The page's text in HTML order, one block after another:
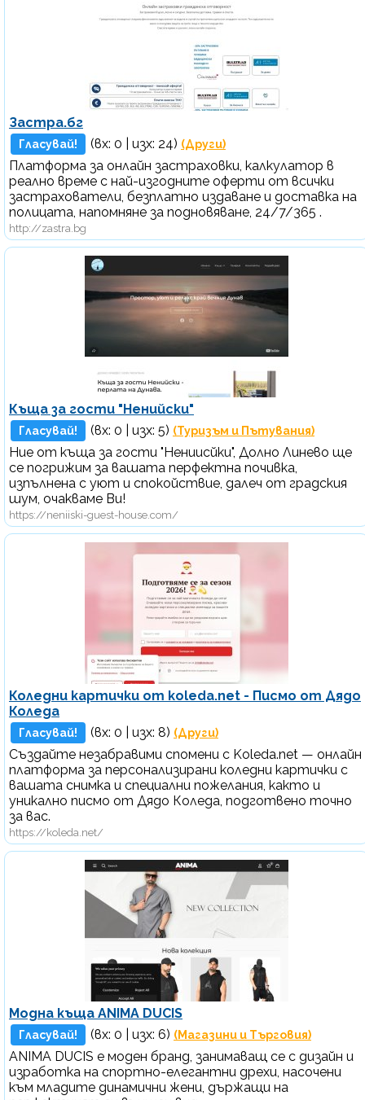
Застра.бг
Гласувай! (вх: 0 | изх: 24) (Други)
Платформа за онлайн застраховки, калкулатор в
реално време с най-изгодните оферти от всички
застрахователи, безплатно издаване и доставка на
полицата, напомняне за подновяване, 24/7/365 .
http://zastra.bg
Къща за гости "Ненийски"
Гласувай! (вх: 0 | изх: 5) (Туризъм и Пътувания)
Ние от къща за гости "Нениисйки", Долно Линево ще
се погрижим за вашата перфектна почивка,
изпълнена с уют и спокойствие, далеч от градския
шум, очакваме Ви!
https://neniiski-guest-house.com/
Коледни картички от koleda.net - Писмо от Дядо
Коледа
Гласувай! (вх: 0 | изх: 8) (Други)
Създайте незабравими спомени с Koleda.net — онлайн
платформа за персонализирани коледни картички с
вашата снимка и специални пожелания, както и
уникално писмо от Дядо Коледа, подготвено точно
за вас.
https://koleda.net/
Модна къща ANIMA DUCIS
Гласувай! (вх: 0 | изх: 6) (Магазини и Търговия)
ANIMA DUCIS е моден бранд, занимаващ се с дизайн и
изработка на спортно-елегантни дрехи, насочени
към младите динамични жени, държащи на